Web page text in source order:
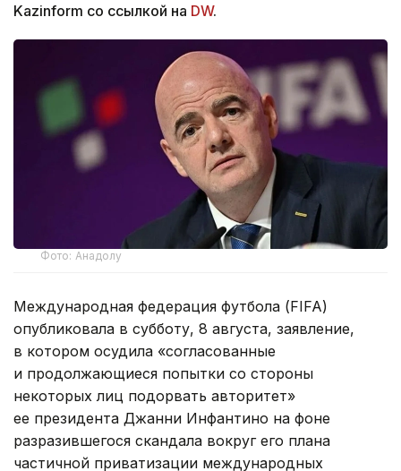
Kazinform со ссылкой на DW.
Фото: Анадолу
Международная федерация футбола (FIFA)
опубликовала в субботу, 8 августа, заявление,
в котором осудила «согласованные
и продолжающиеся попытки со стороны
некоторых лиц подорвать авторитет»
ее президента Джанни Инфантино на фоне
разразившегося скандала вокруг его плана
частичной приватизации международных